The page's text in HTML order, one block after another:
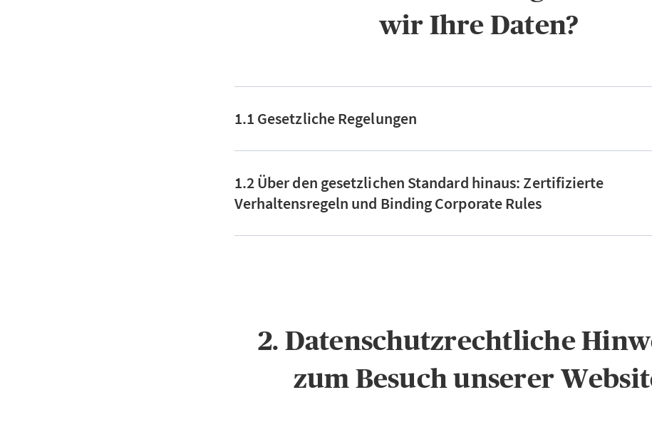
wir Ihre Daten?
1.1 Gesetzliche Regelungen
1.2 Über den gesetzlichen Standard hinaus: Zertifizierte
Verhaltensregeln und Binding Corporate Rules
2. Datenschutzrechtliche
zum Besuch unserer